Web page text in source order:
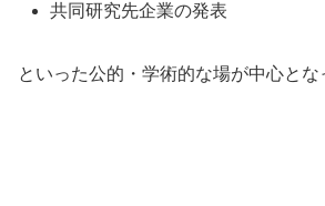
共同研究先企業の発表
といった公的・学術的な場が中心とな